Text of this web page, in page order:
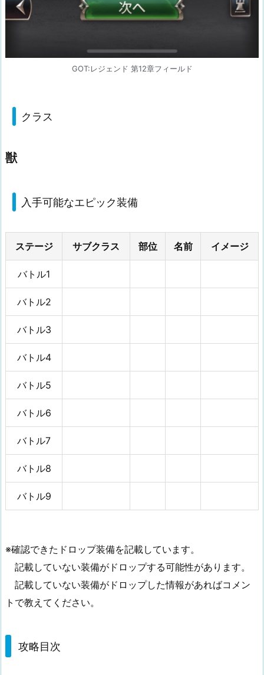
GOT:レジェンド 第12章フィールド
クラス
獣
入手可能なエピック装備
ステージ サブクラス 部位 名前 イメージ
バトル1
バトル2
バトル3
バトル4
バトル5
バトル6
バトル7
バトル8
バトル9
※確認できたドロップ装備を記載しています。
記載していない装備がドロップする可能性があります。
記載していない装備がドロップした情報があればコメン
トで教えてください。
攻略目次